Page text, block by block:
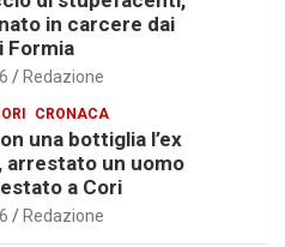
in carcere dai
Formia
Redazione
CRONACA
una bottiglia l’ex
arrestato un uomo
a Cori
Redazione